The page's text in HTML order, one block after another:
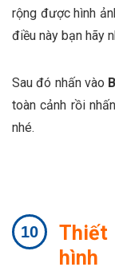
rộng được hình
điều này bạn hãy
Sau đó nhấn vào
toàn cảnh rồi
nhé.
Thiết
hình